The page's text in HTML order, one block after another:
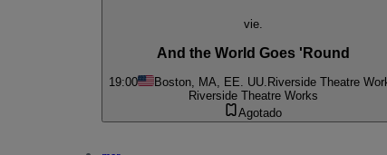
vie.
And the World Goes 'Round
19:00 Boston, MA, EE. UU. Riverside Theatre
Riverside Theatre Works
Agotado